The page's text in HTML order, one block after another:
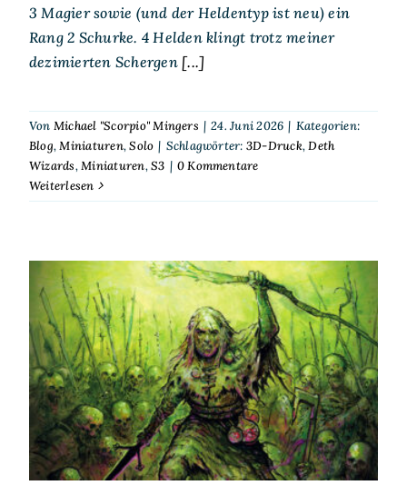
3 Magier sowie (und der Heldentyp ist neu) ein
Rang 2 Schurke. 4 Helden klingt trotz meiner
dezimierten Schergen[...]
Von Michael "Scorpio" Mingers | 24. Juni 2026 | Kategorien:
Blog,Miniaturen,Solo | Schlagwörter: 3D-Druck,Deth
Wizards,Miniaturen,S3 | 0 Kommentare
Weiterlesen
Scorp spielt Solo – S³ – Deth
Wizards – Friedhofsraub